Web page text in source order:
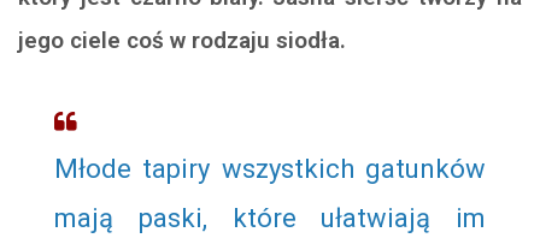
jego ciele coś w rodzaju siodła.
Młode tapiry wszystkich gatunków
mają paski, które ułatwiają im